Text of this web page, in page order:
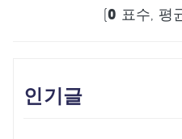
(0 표수, 평
인기글